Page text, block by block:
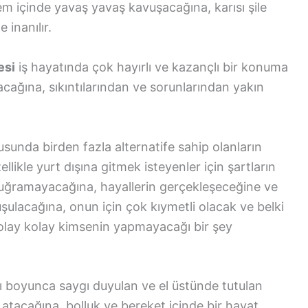
içinde yavaş yavaş kavuşacağına, karısı şile
inanılır.
iş hayatında çok hayırlı ve kazançlı bir konuma
sıkıntılarından ve sorunlarından yakın
birden fazla alternatife sahip olanların
yurt dışına gitmek isteyenler için şartların
hayallerin gerçekleşeceğine ve
onun için çok kıymetli olacak ve belki
kolay kimsenin yapmayacağı bir şey
boyunca saygı duyulan ve el üstünde tutulan